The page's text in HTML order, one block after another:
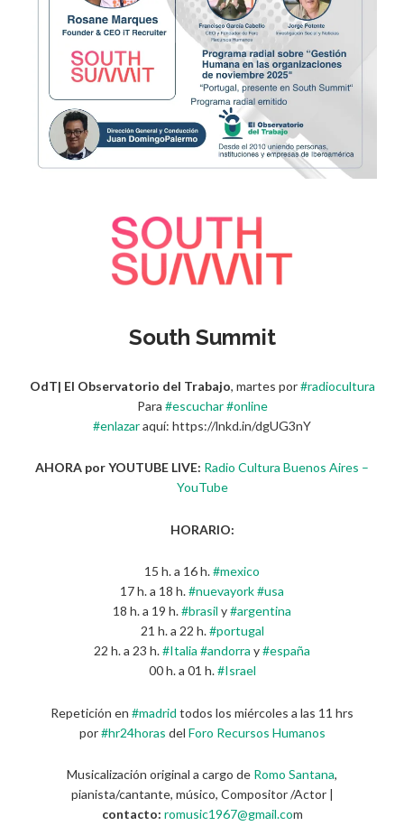
South Summit
OdT| El Observatorio del Trabajo, martes por#radiocultura
Para #escuchar#online
#enlazaraquí: https://lnkd.in/dgUG3nY
AHORA por YOUTUBE LIVE: Radio Cultura Buenos Aires –
YouTube
HORARIO:
15 h. a 16 h.#mexico
17 h. a 18 h.#nuevayork#usa
18 h. a 19 h.#brasil y#argentina
21 h. a 22 h.#portugal
22 h. a 23 h.#Italia #andorra y#españa
00 h. a 01 h.#Israel
Repetición en #madrid todos los miércoles a las 11 hrs
por#hr24horas del Foro Recursos Humanos
Musicalización original a cargo de Romo Santana,
pianista/cantante, músico, Compositor /Actor |
contacto: romusic1967@gmail.com